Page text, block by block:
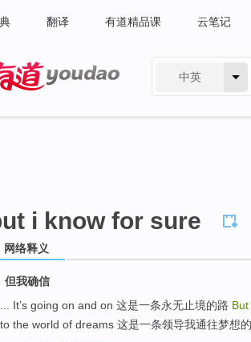
翻译 有道精品课 云笔记
中英
i know for sure
网络释义
但我确信
... It’s going on and on 这是一条永无止境的路
to the world of dreams 这是一条领导我通往梦想